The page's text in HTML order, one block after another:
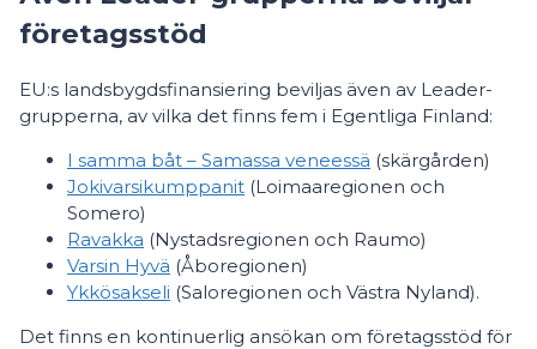
företagsstöd
EU:s landsbygdsfinansiering beviljas även av Leader-
grupperna, av vilka det finns fem i Egentliga Finland:
I samma båt – Samassa veneessä (skärgården)
Jokivarsikumppanit (Loimaaregionen och
Somero)
Ravakka (Nystadsregionen och Raumo)
Varsin Hyvä (Åboregionen)
Ykkösakseli (Saloregionen och Västra Nyland).
Det finns en kontinuerlig ansökan om företagsstöd för